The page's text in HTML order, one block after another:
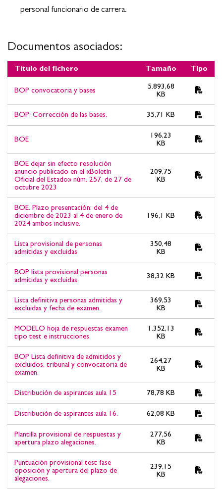
personal funcionario de carrera.
Documentos asociados:
Documentos asociados:ESTABILIZACIÓN DE EMPLEO -
concurso oposición ADMINISTRATIVO/A. BOP Resolución de
nombramiento como personal funcionario de carrera.
Título del fichero Tamaño Tipo
BOP convocatoria y bases
5.893,68
KB
BOP: Corrección de las bases. 35,71 KB
BOE
196,23
KB
BOE dejar sin efecto resolución
anuncio publicado en el «Boletín
Oficial del Estado» núm. 257, de 27 de
octubre 2023
209,75
KB
BOE. Plazo presentación: del 4 de
diciembre de 2023 al 4 de enero de
2024 ambos inclusive.
196,1 KB
Lista provisional de personas
admitidas y excluidas
350,48
KB
BOP lista provisional personas
admitidas y excluidas.
38,32 KB
Lista definitiva personas admitidas y
excluidas y fecha de examen.
369,53
KB
MODELO hoja de respuestas examen
tipo test e instrucciones.
1.352,13
KB
BOP Lista definitiva de admitidos y
excluidos, tribunal y convocatoria de
examen.
264,27
KB
Distribución de aspirantes aula 15 78,78 KB
Distribución de aspirantes aula 16. 62,08 KB
Plantilla provisional de respuestas y
apertura plazo alegaciones.
277,56
KB
Puntuación provisional test fase
oposición y apertura del plazo de
alegaciones.
239,15
KB